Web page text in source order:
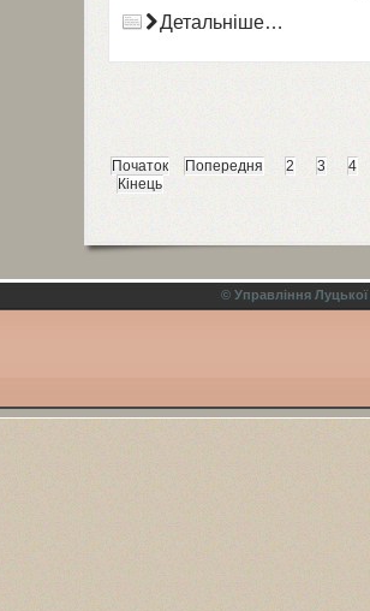
Детальніше…
Початок Попередня 2 3
4
Кінець
© Управління Луцької